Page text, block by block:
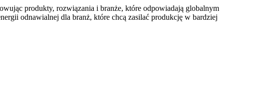
produkty, rozwiązania i branże, które odpowiadają globalnym
odnawialnej dla branż, które chcą zasilać produkcję w bardziej